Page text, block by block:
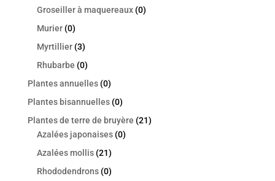
Groseiller à maquereaux (0)
Murier (0)
Myrtillier (3)
Rhubarbe (0)
Plantes annuelles (0)
Plantes bisannuelles (0)
Plantes de terre de bruyère (21)
Azalées japonaises (0)
Azalées mollis (21)
Rhododendrons (0)